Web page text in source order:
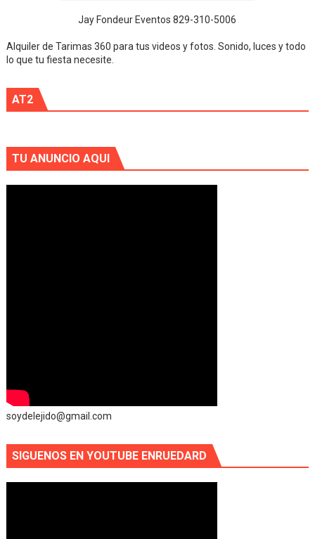
Jay Fondeur Eventos 829-310-5006
Alquiler de Tarimas 360 para tus videos y fotos. Sonido, luces y todo
lo que tu fiesta necesite.
AT2
TU ANUNCIO AQUI
soydelejido@gmail.com
SIGUENOS EN YOUTUBE ENRUEDARD